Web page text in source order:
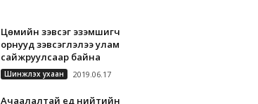
Цөмийн зэвсэг эзэмшигч
орнууд зэвсэглэлээ улам
сайжруулсаар байна
Шинжлэх ухаан 2019.06.17
Ачаалалтай үед нийтийн